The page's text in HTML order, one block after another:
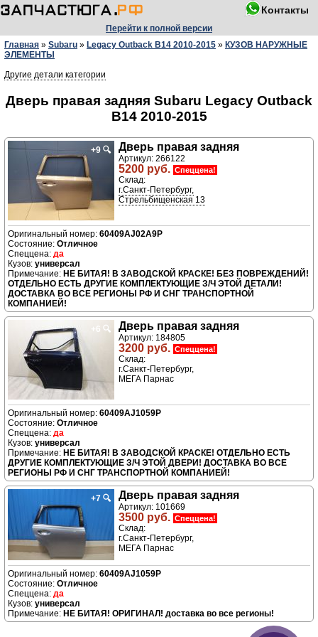
Контакты
Перейти к полной версии
Главная » Subaru » Legacy Outback B14 2010-2015 » КУЗОВ НАРУЖНЫЕ
ЭЛЕМЕНТЫ
Другие детали категории
Дверь правая задняя Subaru Legacy Outback
B14 2010-2015
+9 🔍 Дверь правая задняя
Артикул: 266122
5200 руб. Спеццена!
Склад:
г.Санкт-Петербург,
Стрельбищенская 13
60409AJ02A9P
Отличное
да
универсал
НЕ БИТАЯ! В ЗАВОДСКОЙ КРАСКЕ! БЕЗ ПОВРЕЖДЕНИЙ!
ОТДЕЛЬНО ЕСТЬ ДРУГИЕ КОМПЛЕКТУЮЩИЕ З/Ч ЭТОЙ ДЕТАЛИ!
ДОСТАВКА ВО ВСЕ РЕГИОНЫ РФ И СНГ ТРАНСПОРТНОЙ
КОМПАНИЕЙ!
+6 🔍 Дверь правая задняя
Артикул: 184805
3200 руб. Спеццена!
Склад:
г.Санкт-Петербург,
МЕГА Парнас
60409AJ1059P
Отличное
да
универсал
НЕ БИТАЯ! В ЗАВОДСКОЙ КРАСКЕ! ОТДЕЛЬНО ЕСТЬ
ДРУГИЕ КОМПЛЕКТУЮЩИЕ З/Ч ЭТОЙ ДВЕРИ! ДОСТАВКА ВО ВСЕ
РЕГИОНЫ РФ И СНГ ТРАНСПОРТНОЙ КОМПАНИЕЙ!
+7 🔍 Дверь правая задняя
Артикул: 101669
3500 руб. Спеццена!
Склад:
г.Санкт-Петербург,
МЕГА Парнас
60409AJ1059P
Отличное
да
универсал
НЕ БИТАЯ! ОРИГИНАЛ! доставка во все регионы!